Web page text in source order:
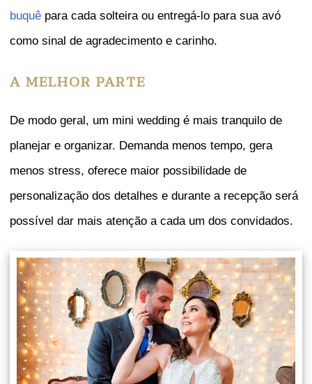
buquê para cada solteira ou entregá-lo para sua avó
como sinal de agradecimento e carinho.
A MELHOR PARTE
De modo geral, um mini wedding é mais tranquilo de
planejar e organizar. Demanda menos tempo, gera
menos stress, oferece maior possibilidade de
personalização dos detalhes e durante a recepção será
possível dar mais atenção a cada um dos convidados.